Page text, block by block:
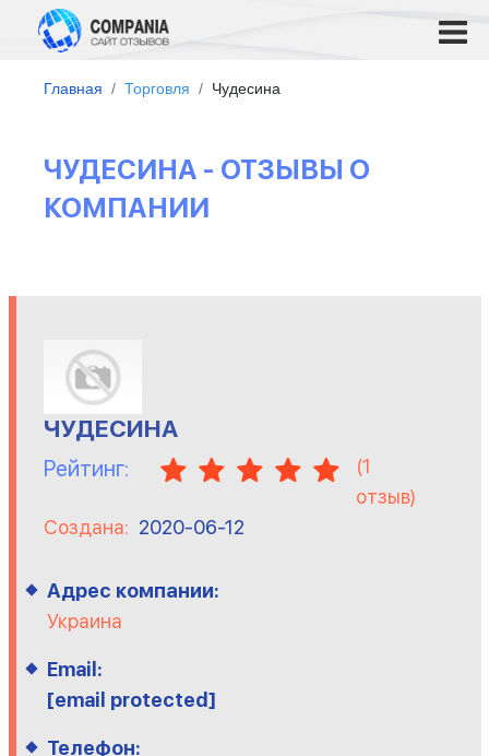
Главная Торговля Чудесина
ЧУДЕСИНА - ОТЗЫВЫ О
КОМПАНИИ
ЧУДЕСИНА
Рейтинг: (1
отзыв)
Создана: 2020-06-12
Адрес компании:
Украина
Email:
[email protected]
Телефон: